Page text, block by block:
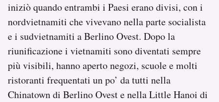
iniziò quando entrambi i Paesi erano divisi, con i
nordvietnamiti che vivevano nella parte socialista
e i sudvietnamiti a Berlino Ovest. Dopo la
riunificazione i vietnamiti sono diventati sempre
più visibili, hanno aperto negozi, scuole e molti
ristoranti frequentati un po’ da tutti nella
Chinatown di Berlino Ovest e nella Little Hanoi di